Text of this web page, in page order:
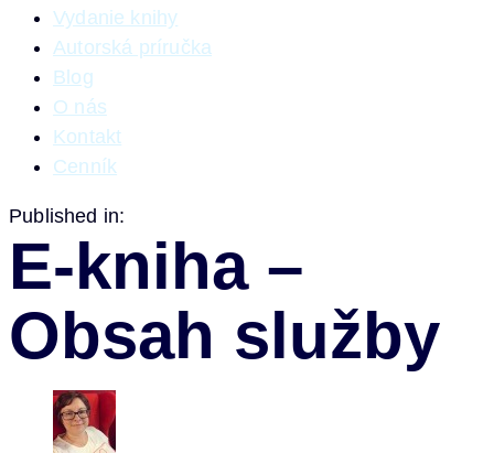
Vydanie knihy
Autorská príručka
Blog
O nás
Kontakt
Cenník
Published in:
E-kniha –
Obsah služby